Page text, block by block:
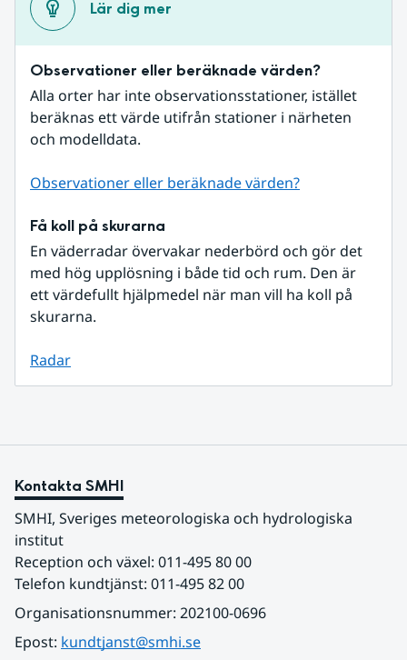
Lär dig mer
Observationer eller beräknade värden?
Alla orter har inte observationsstationer, istället
beräknas ett värde utifrån stationer i närheten
och modelldata.
Observationer eller beräknade värden?
Få koll på skurarna
En väderradar övervakar nederbörd och gör det
med hög upplösning i både tid och rum. Den är
ett värdefullt hjälpmedel när man vill ha koll på
skurarna.
Radar
Kontakta SMHI
SMHI, Sveriges meteorologiska och hydrologiska
institut
Reception och växel: 011-495 80 00
Telefon kundtjänst: 011-495 82 00
Organisationsnummer: 202100-0696
Epost: kundtjanst@smhi.se